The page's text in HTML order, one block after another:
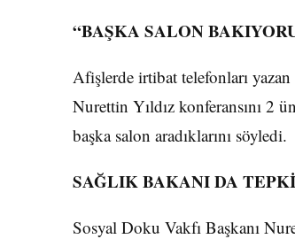
“BAŞKA SALON
Afişlerde irtibat telefonları
Nurettin Yıldız konferansını 2
başka salon aradıklarını söyledi.
SAĞLIK BAKANI DA
Sosyal Doku Vakfı Başkanı